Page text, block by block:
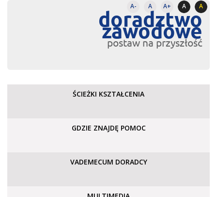
A- A A+ A A
doradztwo
zawodowe
postaw na przyszłość
ŚCIEŻKI KSZTAŁCENIA
GDZIE ZNAJDĘ POMOC
VADEMECUM DORADCY